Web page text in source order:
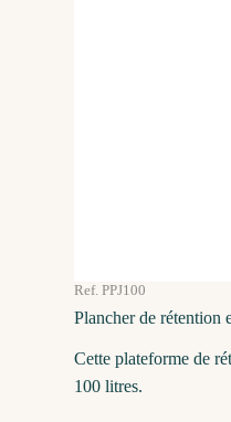
Ref. PPJ100
Plancher de rétention
Cette plateforme de
100 litres.